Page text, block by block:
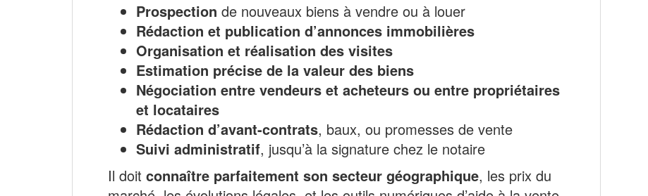
Prospection de nouveaux biens à vendre ou à louer
Rédaction et publication d’annonces immobilières
Organisation et réalisation des visites
Estimation précise de la valeur des biens
Négociation entre vendeurs et acheteurs ou entre propriétaires
et locataires
Rédaction d’avant-contrats, baux, ou promesses de vente
Suivi administratif, jusqu’à la signature chez le notaire
Il doit connaître parfaitement son secteur géographique, les prix du